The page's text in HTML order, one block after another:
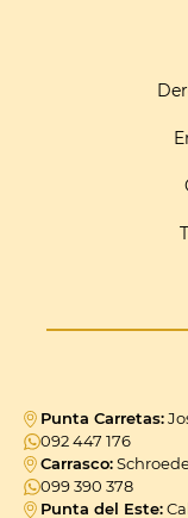
Punta Carretas:
092 447 176
Carrasco:
099 390 378
Punta del Este: